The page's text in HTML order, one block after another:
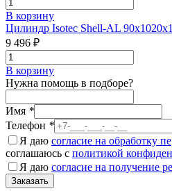
В корзину
Цилиндр Isotec Shell-AL
9 496 ₽
В корзину
Нужна помощь в подборе?
Имя *
Телефон *
Я даю согласие на обработку
соглашаюсь с политикой
Я даю согласие на получение
Заказать